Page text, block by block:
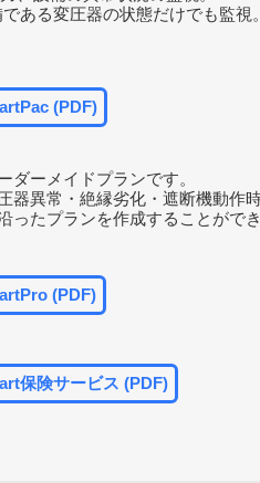
である変圧器の状態だけでも監視
(PDF)
ダーメイドプランです。
器異常・絶縁劣化・遮断機動作
ったプランを作成することがで
(PDF)
保険サービス (PDF)